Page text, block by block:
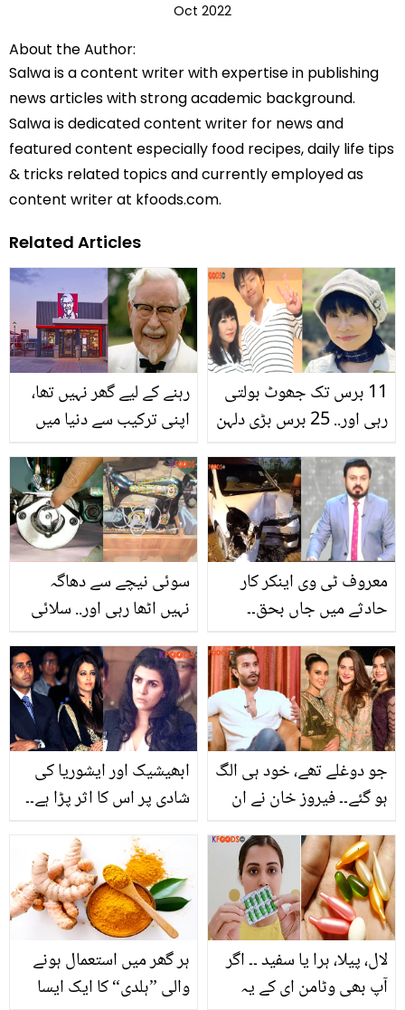
Oct 2022
About the Author:
Salwa is a content writer with expertise in publishing
news articles with strong academic background.
Salwa is dedicated content writer for news and
featured content especially food recipes, daily life tips
& tricks related topics and currently employed as
content writer at kfoods.com.
Related Articles
رہنے کے لیے گھر نہیں تھا،
اپنی ترکیب سے دنیا میں
سی کے مالک کے بارے میں
وہ معلومات، جو بہت کم
لوگ جانتے ہیں
11 برس تک جھوٹ بولتی
رہی اور.. 25 برس بڑی دلہن
کیا کیا؟
سوئی نیچے سے دھاگہ
نہیں اٹھا رہی اور.. سلائی
آسان ترین حل جو کوئی
بھی آزما سکتا ہے
معروف ٹی وی اینکر کار
حادثے میں جاں بحق۔۔
سامنے آگئیں
ابھیشیک اور ایشوریا کی
شادی پر اس کا اثر پڑا ہے۔۔
کو قصور وار کیوں ٹہرایا؟
سچ سامنے آگیا
جو دوغلے تھے، خود ہی الگ
ہو گئے۔۔ فیروز خان نے ان
اداکاراؤں کے بارے میں کیا
کچھ کہا؟
ہر گھر میں استعمال ہونے
والی ”ہلدی“ کا ایک ایسا
لال، پیلا، ہرا یا سفید ۔۔ اگر
آپ بھی وٹامن ای کے یہ